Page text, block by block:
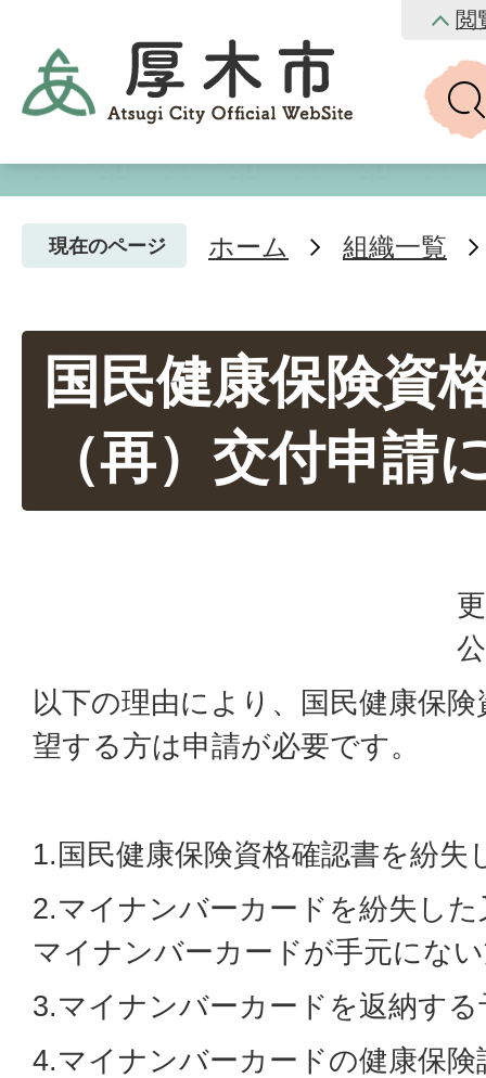
閲
現在のページ ホーム 組織一覧
国民健康保険資
（再）交付申請
以下の理由により、国民健康保
望する方は申請が必要です。
1.国民健康保険資格確認書を紛失
2.マイナンバーカードを紛失し
マイナンバーカードが手元にな
3.マイナンバーカードを返納する
4.マイナンバーカードの健康保